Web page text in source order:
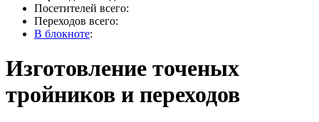
Посетителей всего:
Переходов всего:
В блокноте:
Изготовление точеных
тройников и переходов